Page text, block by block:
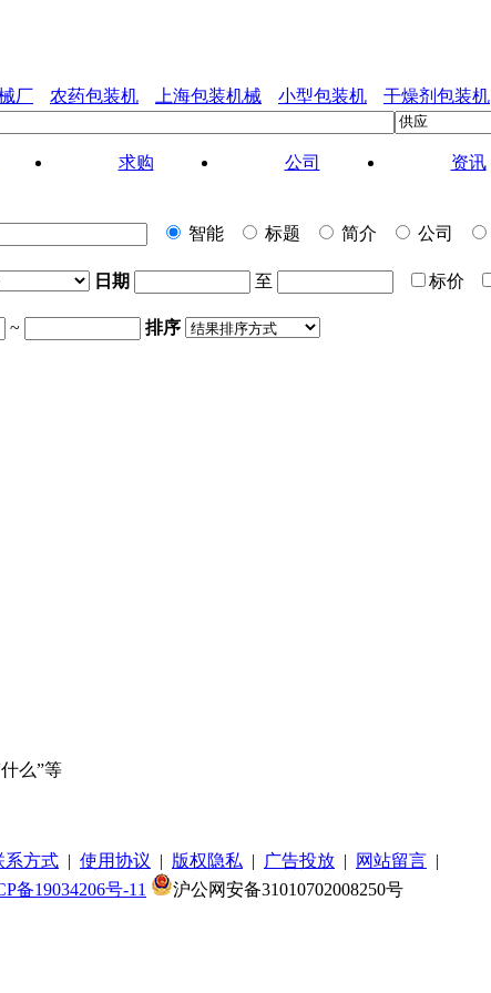
厂 农药包装机 上海包装机械 小型包装机 干燥剂包装机
求购 公司 资讯
智能
标题 简介 公司
日期
至 标价
~
排序
么”等
系方式 | 使用协议 | 版权隐私 | 广告投放 | 网站留言 |
备19034206号-11 沪公网安备31010702008250号